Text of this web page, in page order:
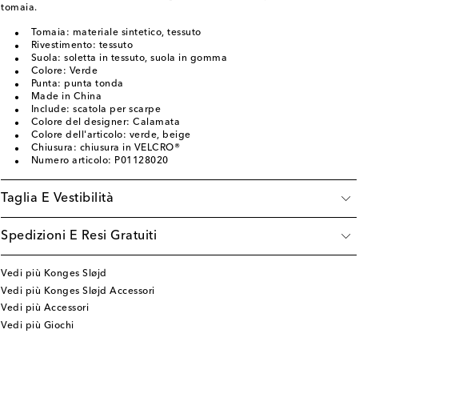
tomaia.
Tomaia: materiale sintetico, tessuto
Rivestimento: tessuto
Suola: soletta in tessuto, suola in gomma
Colore: Verde
Punta: punta tonda
Made in China
Include: scatola per scarpe
Colore del designer: Calamata
Colore dell'articolo: verde, beige
Chiusura: chiusura in VELCRO®
Numero articolo: P01128020
Taglia E Vestibilità
Spedizioni E Resi Gratuiti
Vedi più Konges Sløjd
Vedi più Konges Sløjd Accessori
Vedi più Accessori
Vedi più Giochi